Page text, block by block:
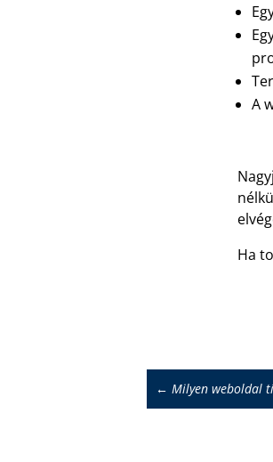
A
Ha
← Milyen weboldal